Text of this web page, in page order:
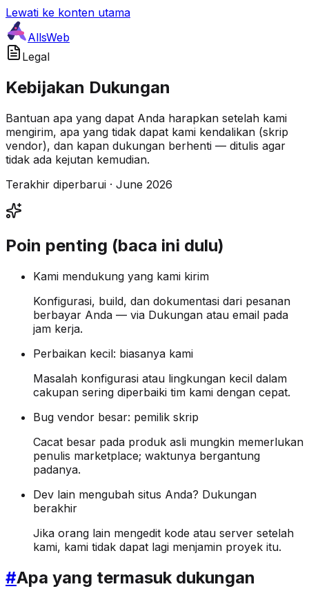
Lewati ke konten utama
AllsWeb
Legal
Kebijakan Dukungan
Bantuan apa yang dapat Anda harapkan setelah kami
mengirim, apa yang tidak dapat kami kendalikan (skrip
vendor), dan kapan dukungan berhenti — ditulis agar
tidak ada kejutan kemudian.
Terakhir diperbarui · June 2026
Poin penting (baca ini dulu)
Kami mendukung yang kami kirim
Konfigurasi, build, dan dokumentasi dari pesanan
berbayar Anda — via Dukungan atau email pada
jam kerja.
Perbaikan kecil: biasanya kami
Masalah konfigurasi atau lingkungan kecil dalam
cakupan sering diperbaiki tim kami dengan cepat.
Bug vendor besar: pemilik skrip
Cacat besar pada produk asli mungkin memerlukan
penulis marketplace; waktunya bergantung
padanya.
Dev lain mengubah situs Anda? Dukungan
berakhir
Jika orang lain mengedit kode atau server setelah
kami, kami tidak dapat lagi menjamin proyek itu.
#Apa yang termasuk dukungan